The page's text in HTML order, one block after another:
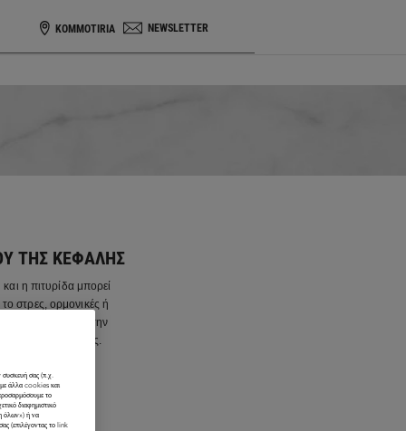
KOMMOTIRIA NEWSLETTER
ΤΗΣ ΚΕΦΑΛΉΣ
η πιτυρίδα μπορεί
στρες, ορμονικές ή
της Kérastase για την
και της τρίχας.
συσκευή σας (π.χ.
άλλα cookies και
το
διαφημιστικό
όλων») ή να
(επιλέγοντας το link